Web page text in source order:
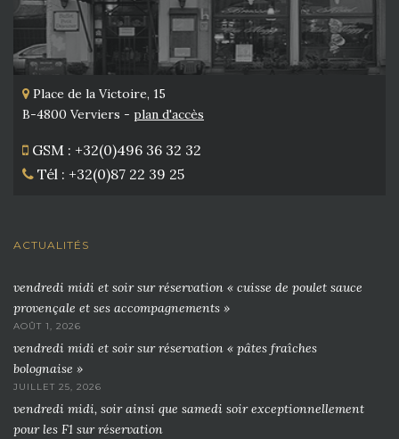
Place de la Victoire, 15
B-4800 Verviers - plan d'accès
GSM : +32(0)496 36 32 32
Tél : +32(0)87 22 39 25
ACTUALITÉS
vendredi midi et soir sur réservation « cuisse de poulet sauce
provençale et ses accompagnements »
AOÛT 1, 2026
vendredi midi et soir sur réservation « pâtes fraîches
bolognaise »
JUILLET 25, 2026
vendredi midi, soir ainsi que samedi soir exceptionnellement
pour les F1 sur réservation